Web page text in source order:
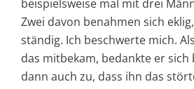
beispielsweise mal mit drei
Zwei davon benahmen sich
ständig. Ich beschwerte mich.
das mitbekam, bedankte er sich
dann auch zu, dass ihn das